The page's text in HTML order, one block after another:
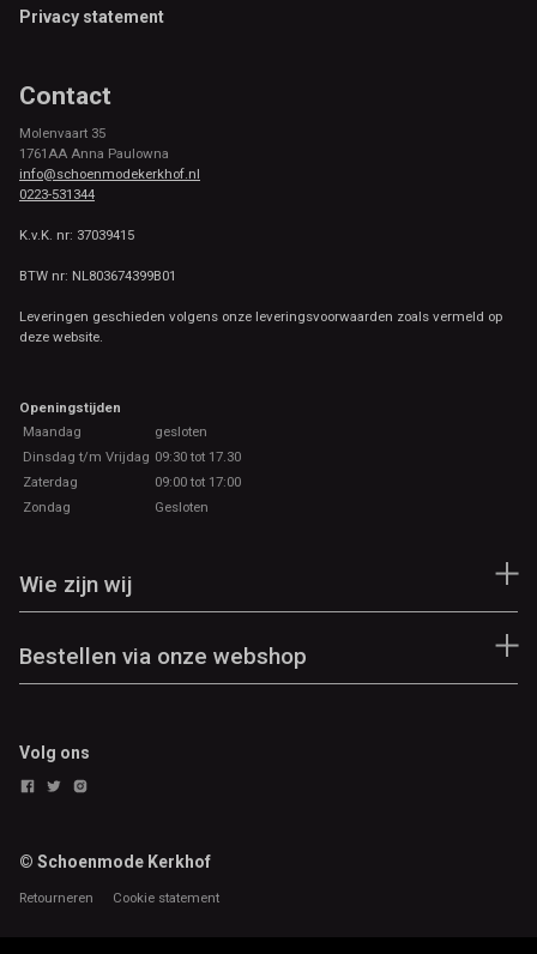
Privacy statement
Contact
Molenvaart 35
1761AA Anna Paulowna
info@schoenmodekerkhof.nl
0223-531344
K.v.K. nr: 37039415
BTW nr: NL803674399B01
Leveringen geschieden volgens onze leveringsvoorwaarden zoals vermeld op
deze website.
Openingstijden
Maandag
gesloten
Dinsdag t/m Vrijdag 09:30 tot 17.30
Zaterdag
09:00 tot 17:00
Zondag
Gesloten
Wie zijn wij
Bestellen via onze webshop
Volg ons
© Schoenmode Kerkhof
Retourneren Cookie statement